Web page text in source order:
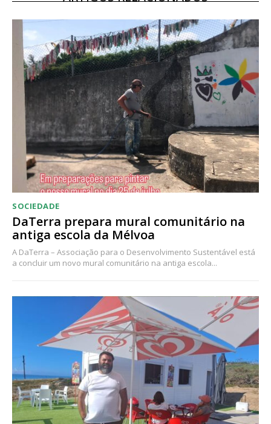
Acesso ao conteúdo online
Acesso aos conteúdos Exclusivos para
assinantes
Ofertas para assinatura anual
Escolha o plano
SOCIEDADE
DaTerra prepara mural comunitário na
antiga escola da Mélvoa
A DaTerra – Associação para o Desenvolvimento Sustentável está
a concluir um novo mural comunitário na antiga escola...